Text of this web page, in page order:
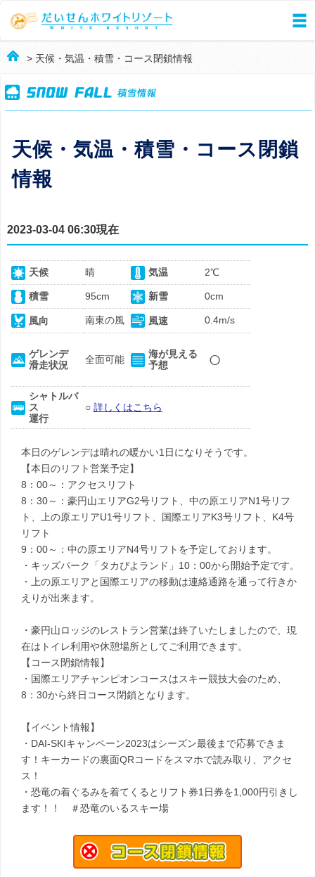
> 天候・気温・積雪・コース閉鎖情報
天候・気温・積雪・コース閉鎖
情報
2023-03-04 06:30現在
天候 晴 気温 2℃
積雪 95cm 新雪 0cm
風向 南東の風 風速 0.4m/s
ゲレンデ
滑走状況
全面可能
海が見える
予想
○
シャトルバ
ス
運行
○ 詳しくはこちら
本日のゲレンデは晴れの暖かい1日になりそうです。
【本日のリフト営業予定】
8：00～：アクセスリフト
8：30～：豪円山エリアG2号リフト、中の原エリアN1号リフ
ト、上の原エリアU1号リフト、国際エリアK3号リフト、K4号
リフト
9：00～：中の原エリアN4号リフトを予定しております。
・キッズパーク「タカぴよランド」10：00から開始予定です。
・上の原エリアと国際エリアの移動は連絡通路を通って行きか
えりが出来ます。
・豪円山ロッジのレストラン営業は終了いたしましたので、現
在はトイレ利用や休憩場所としてご利用できます。
【コース閉鎖情報】
・国際エリアチャンピオンコースはスキー競技大会のため、
8：30から終日コース閉鎖となります。
【イベント情報】
・DAI-SKIキャンペーン2023はシーズン最後まで応募できま
す！キーカードの裏面QRコードをスマホで読み取り、アクセ
ス！
・恐竜の着ぐるみを着てくるとリフト券1日券を1,000円引きし
ます！！ ＃恐竜のいるスキー場